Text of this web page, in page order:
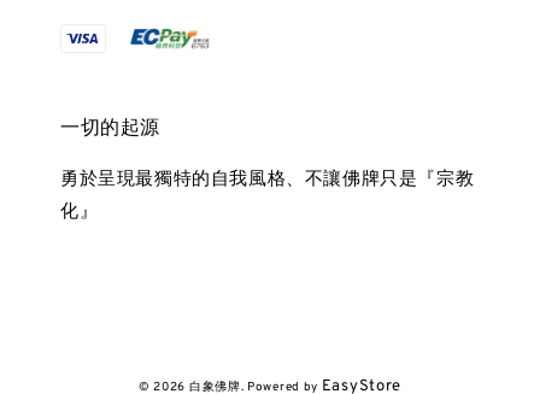
一切的起源
勇於呈現最獨特的自我風格、不讓佛牌只是『宗教
化』
© 2026 白象佛牌. Powered by EasyStore